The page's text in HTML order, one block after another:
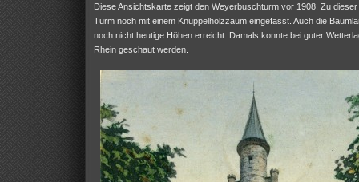
Diese Ansichtskarte zeigt den Weyerbuschturm vor 1908. Zu
Turm noch mit einem Knüppelholzzaum eingefasst. Auch die
noch nicht heutige Höhen erreicht. Damals konnte bei guter
Rhein geschaut werden.